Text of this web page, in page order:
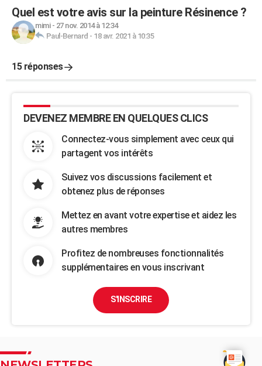
Quel est votre avis sur la peinture Résinence ?
mimi- 27 nov. 2014 à 12:34
Paul-Bernard - 18 avr. 2021 à 10:35
15 réponses
DEVENEZ MEMBRE EN QUELQUES CLICS
Connectez-vous simplement avec ceux qui
partagent vos intérêts
Suivez vos discussions facilement et
obtenez plus de réponses
Mettez en avant votre expertise et aidez les
autres membres
Profitez de nombreuses fonctionnalités
supplémentaires en vous inscrivant
S'INSCRIRE